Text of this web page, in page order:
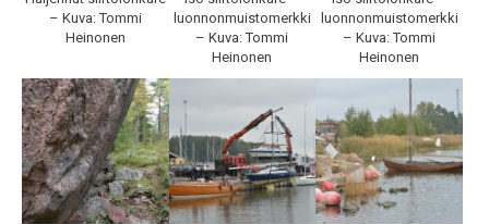
– Kuva: Tommi
Heinonen
luonnonmuistomerkki
– Kuva: Tommi
Heinonen
luonnonmuistomerkki
– Kuva: Tommi
Heinonen